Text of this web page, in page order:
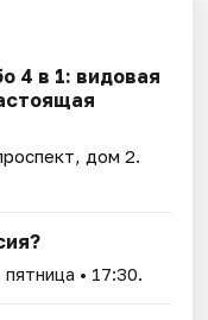
4 в 1: видовая
дом 2.
пятница • 17:30.